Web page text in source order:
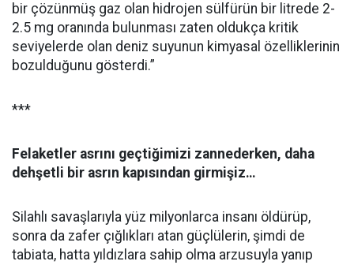
bir çözünmüş gaz olan hidrojen sülfürün bir litrede 2-
2.5 mg oranında bulunması zaten oldukça kritik
seviyelerde olan deniz suyunun kimyasal özelliklerinin
bozulduğunu gösterdi.”
***
Felaketler asrını geçtiğimizi zannederken, daha
dehşetli bir asrın kapısından girmişiz…
Silahlı savaşlarıyla yüz milyonlarca insanı öldürüp,
sonra da zafer çığlıkları atan güçlülerin, şimdi de
tabiata, hatta yıldızlara sahip olma arzusuyla yanıp